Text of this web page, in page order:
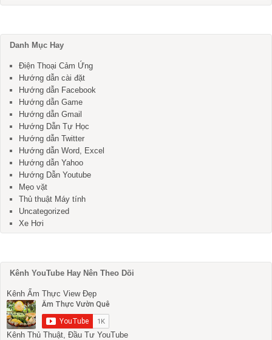
Danh Mục Hay
Điện Thoại Cảm Ứng
Hướng dẫn cài đặt
Hướng dẫn Facebook
Hướng dẫn Game
Hướng dẫn Gmail
Hướng Dẫn Tự Học
Hướng dẫn Twitter
Hướng dẫn Word, Excel
Hướng dẫn Yahoo
Hướng Dẫn Youtube
Mẹo vặt
Thủ thuật Máy tính
Uncategorized
Xe Hơi
Kênh YouTube Hay Nên Theo Dõi
Kênh Ẩm Thực View Đẹp
Kênh Thủ Thuật, Đầu Tư YouTube